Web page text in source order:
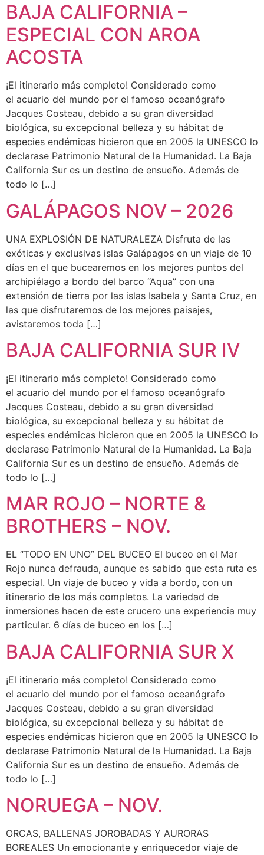
BAJA CALIFORNIA –
ESPECIAL CON AROA
ACOSTA
¡El itinerario más completo! Considerado como
el acuario del mundo por el famoso oceanógrafo
Jacques Costeau, debido a su gran diversidad
biológica, su excepcional belleza y su hábitat de
especies endémicas hicieron que en 2005 la UNESCO lo
declarase Patrimonio Natural de la Humanidad. La Baja
California Sur es un destino de ensueño. Además de
todo lo […]
GALÁPAGOS NOV – 2026
UNA EXPLOSIÓN DE NATURALEZA Disfruta de las
exóticas y exclusivas islas Galápagos en un viaje de 10
días en el que bucearemos en los mejores puntos del
archipiélago a bordo del barco “Aqua” con una
extensión de tierra por las islas Isabela y Santa Cruz, en
las que disfrutaremos de los mejores paisajes,
avistaremos toda […]
BAJA CALIFORNIA SUR IV
¡El itinerario más completo! Considerado como
el acuario del mundo por el famoso oceanógrafo
Jacques Costeau, debido a su gran diversidad
biológica, su excepcional belleza y su hábitat de
especies endémicas hicieron que en 2005 la UNESCO lo
declarase Patrimonio Natural de la Humanidad. La Baja
California Sur es un destino de ensueño. Además de
todo lo […]
MAR ROJO – NORTE &
BROTHERS – NOV.
EL “TODO EN UNO” DEL BUCEO El buceo en el Mar
Rojo nunca defrauda, aunque es sabido que esta ruta es
especial. Un viaje de buceo y vida a bordo, con un
itinerario de los más completos. La variedad de
inmersiones hacen de este crucero una experiencia muy
particular. 6 días de buceo en los […]
BAJA CALIFORNIA SUR X
¡El itinerario más completo! Considerado como
el acuario del mundo por el famoso oceanógrafo
Jacques Costeau, debido a su gran diversidad
biológica, su excepcional belleza y su hábitat de
especies endémicas hicieron que en 2005 la UNESCO lo
declarase Patrimonio Natural de la Humanidad. La Baja
California Sur es un destino de ensueño. Además de
todo lo […]
NORUEGA – NOV.
ORCAS, BALLENAS JOROBADAS Y AURORAS
BOREALES Un emocionante y enriquecedor viaje de